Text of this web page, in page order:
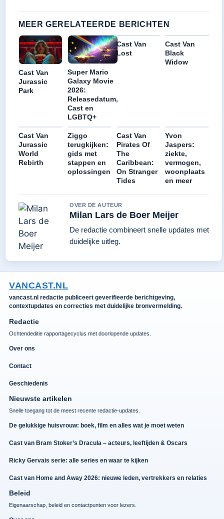
MEER GERELATEERDE BERICHTEN
Cast Van
Jurassic
Park
Super Mario
Galaxy Movie
2026:
Releasedatum,
Cast en
LGBTQ+
Cast Van
Lost
Cast Van
Black
Widow
Cast Van
Jurassic
World
Rebirth
Ziggo
terugkijken:
gids met
stappen en
oplossingen
Cast Van
Pirates Of
The
Caribbean:
On Stranger
Tides
Yvon
Jaspers:
ziekte,
vermogen,
woonplaats
en meer
OVER DE AUTEUR
Milan Lars de Boer Meijer
De redactie combineert snelle updates met
duidelijke uitleg.
VANCAST.NL
vancast.nl redactie publiceert geverifieerde berichtgeving,
contextupdates en correcties met duidelijke bronvermelding.
Redactie
Ochtendeditie rapportagecyclus met doorlopende updates.
Over ons
Contact
Geschiedenis
Nieuwste artikelen
Snelle toegang tot de meest recente redactie-updates.
De gelukkige huisvrouw: boek, film en alles wat je moet weten
Cast van Bram Stoker’s Dracula – acteurs, leeftijden & Oscars
Ricky Gervais serie: alle series en waar te kijken
Cast van Home and Away 2026: nieuwe leden, vertrekkers en relaties
Beleid
Eigenaarschap, beleid en contactpunten voor lezers.